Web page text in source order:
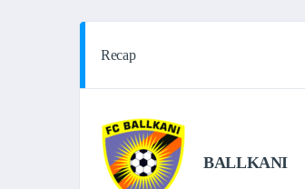
Recap
BALLKANI